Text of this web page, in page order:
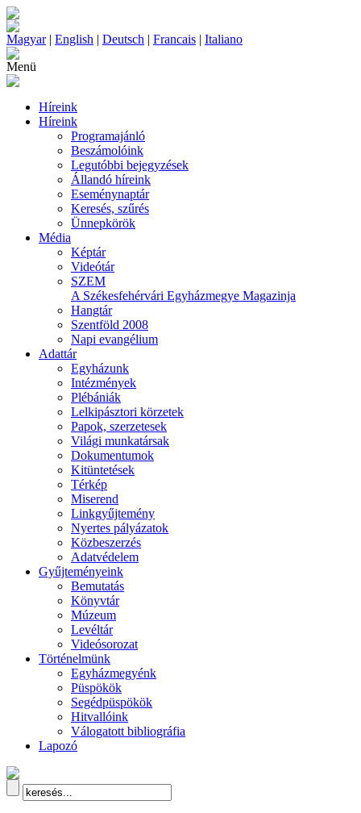
Magyar| English | Deutsch | Francais | Italiano
Menü
Híreink
Híreink
Programajánló
Beszámolóink
Legutóbbi bejegyzések
Állandó híreink
Eseménynaptár
Keresés, szűrés
Ünnepkörök
Média
Képtár
Videótár
SZEM
A Székesfehérvári Egyházmegye Magazinja
Hangtár
Szentföld 2008
Napi evangélium
Adattár
Egyházunk
Intézmények
Plébániák
Lelkipásztori körzetek
Papok, szerzetesek
Világi munkatársak
Dokumentumok
Kitüntetések
Térkép
Miserend
Linkgyűjtemény
Nyertes pályázatok
Közbeszerzés
Adatvédelem
Gyűjteményeink
Bemutatás
Könyvtár
Múzeum
Levéltár
Videósorozat
Történelmünk
Egyházmegyénk
Püspökök
Segédpüspökök
Hitvallóink
Válogatott bibliográfia
Lapozó